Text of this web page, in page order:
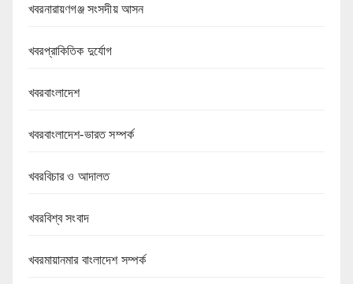
খবরনারায়ণগঞ্জ সংসদীয় আসন
খবরপ্রাকিতিক দুর্যোগ
খবরবাংলাদেশ
খবরবাংলাদেশ-ভারত সম্পর্ক
খবরবিচার ও আদালত
খবরবিশ্ব সংবাদ
খবরমায়ানমার বাংলাদেশ সম্পর্ক